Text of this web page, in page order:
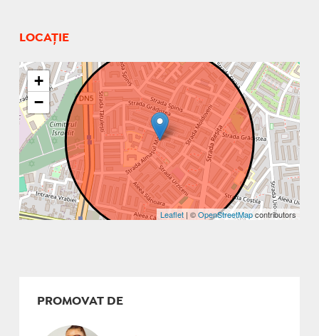
LOCAȚIE
+
−
Leaflet | ©OpenStreetMapcontributors
PROMOVAT DE